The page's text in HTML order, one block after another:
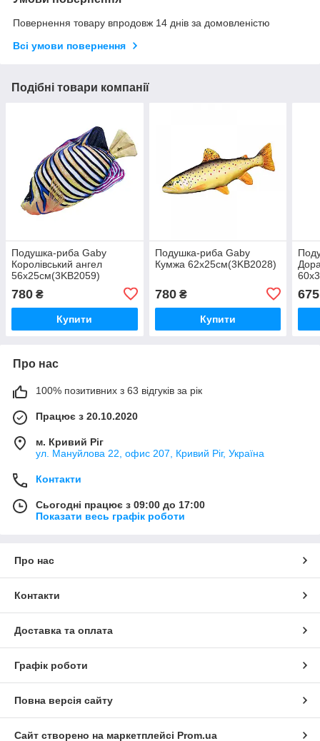
Повернення товару впродовж 14 днів за домовленістю
Всі умови повернення
Подібні товари компанії
Подушка-риба Gaby
Королівський ангел
56х25см(3KB2059)
780 ₴
Купити
Подушка-риба Gaby
Кумжа 62х25см(3KB2028)
780₴
Купити
675
Про нас
100% позитивних з 63 відгуків за рік
Працює з 20.10.2020
м. Кривий Ріг
ул. Мануйлова 22, офис 207, Кривий Ріг, Україна
Контакти
Сьогодні працює з 09:00 до 17:00
Показати весь графік роботи
Про нас
Контакти
Доставка та оплата
Графік роботи
Повна версія сайту
Сайт створено на маркетплейсі Prom.ua